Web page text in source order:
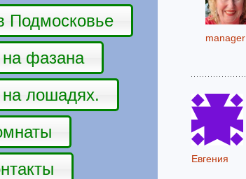
Подмосковье
фазана
на лошадях.
manager
Евгения